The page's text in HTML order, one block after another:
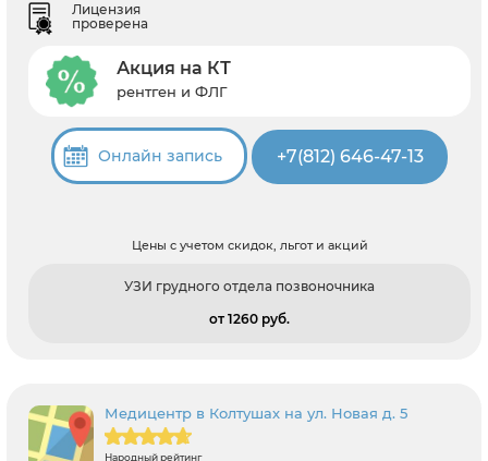
Лицензия
проверена
Акция на КТ
рентген и ФЛГ
Онлайн запись +7(812) 646-47-13
Цены с учетом скидок, льгот и акций
УЗИ грудного отдела позвоночника
от 1260 pуб.
Медицентр в Колтушах на ул. Новая д. 5
Народный рейтинг